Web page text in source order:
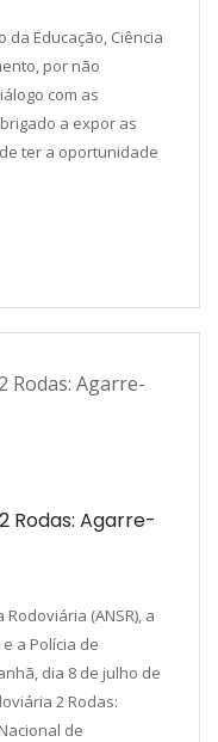
Educação, Ciência
por não
com as
a expor as
ter a oportunidade
Rodas: Agarre-
(ANSR), a
a Polícia de
dia 8 de julho de
2 Rodas:
de